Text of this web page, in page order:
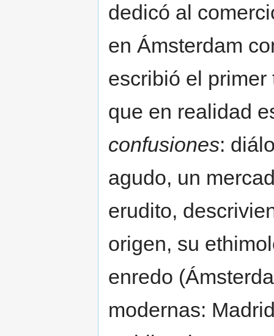
dedicó al
en Ámsterdam
escribió el
que en realidad
confusiones:
agudo, un
erudito,
origen, su
enredo
modernas: